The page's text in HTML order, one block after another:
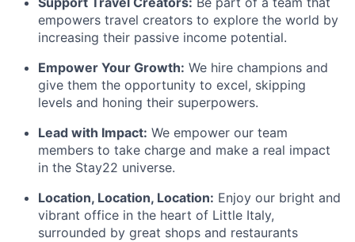
empowers travel creators to explore the world by
increasing their passive income potential.
Empower Your Growth: We hire champions and
give them the opportunity to excel, skipping
levels and honing their superpowers.
Lead with Impact: We empower our team
members to take charge and make a real impact
in the Stay22 universe.
Location, Location, Location: Enjoy our bright and
vibrant office in the heart of Little Italy,
surrounded by great shops and restaurants